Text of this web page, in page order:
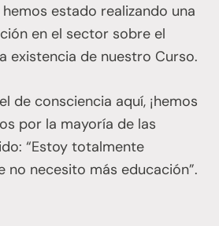
hemos estado realizando una
en el sector sobre el
existencia de nuestro Curso.
de consciencia aquí, ¡hemos
por la mayoría de las
“Estoy totalmente
no necesito más educación”.